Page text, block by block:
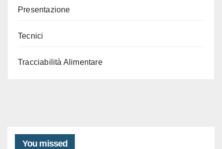
Presentazione
Tecnici
Tracciabilità Alimentare
You missed